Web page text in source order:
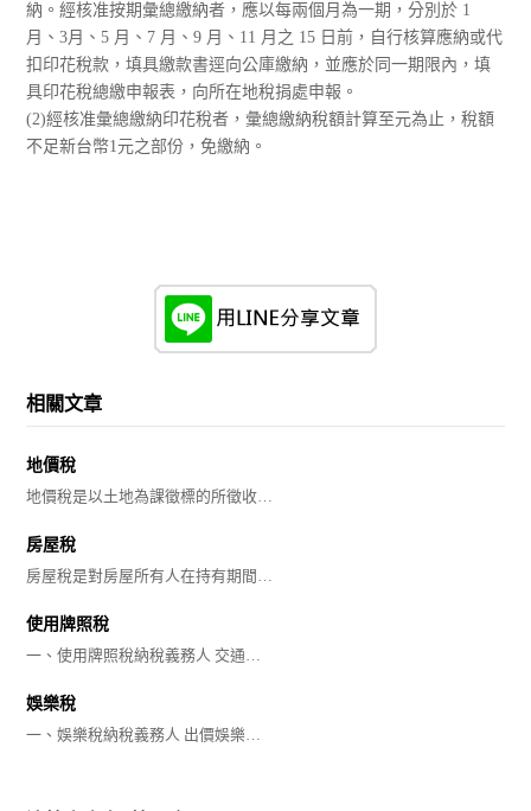
納。經核准按期彙總繳納者，應以每兩個月為一期，分別於 1
月、3月、5 月、7 月、9 月、11 月之 15 日前，自行核算應納或代
扣印花稅款，填具繳款書逕向公庫繳納，並應於同一期限內，填
具印花稅總繳申報表，向所在地稅捐處申報。
(2)經核准彙總繳納印花稅者，彙總繳納稅額計算至元為止，稅額
不足新台幣1元之部份，免繳納。
相關文章
地價稅
地價稅是以土地為課徵標的所徵收…
房屋稅
房屋稅是對房屋所有人在持有期間…
使用牌照稅
一、使用牌照稅納稅義務人 交通…
娛樂稅
一、娛樂稅納稅義務人 出價娛樂…